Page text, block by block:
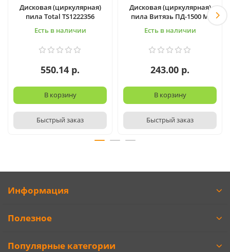
Дисковая (циркулярная)
пила Total TS1222356
Есть в наличии
550.14 р.
В корзину
Быстрый заказ
Дисковая (циркулярная)
пила Витязь ПД-1500 М
Есть в наличии
243.00 р.
В корзину
Быстрый заказ
Информация
Полезное
Популярные категории